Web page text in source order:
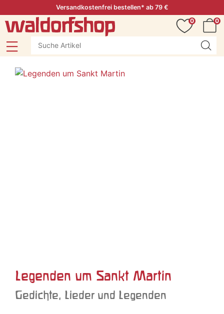
Versandkostenfrei bestellen* ab 79 €
0
0
Legenden um Sankt Martin
Gedichte, Lieder und Legenden